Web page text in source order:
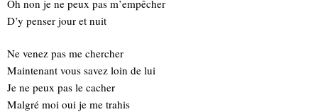
Oh non je ne peux pas m’empêcher
D’y penser jour et nuit
Ne venez pas me chercher
Maintenant vous savez loin de lui
Je ne peux pas le cacher
Malgré moi oui je me trahis